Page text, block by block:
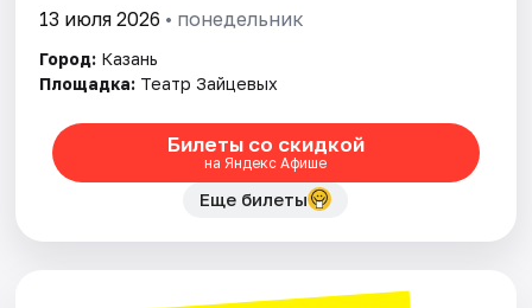
Рейтинги
13 июля 2026 • понедельник
Город: Казань
Площадка: Театр Зайцевых
Билеты со скидкой
на Яндекс Афише
Еще билеты